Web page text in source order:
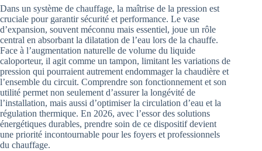
Dans un système de chauffage, la maîtrise de la pression est
cruciale pour garantir sécurité et performance. Le vase
d’expansion, souvent méconnu mais essentiel, joue un rôle
central en absorbant la dilatation de l’eau lors de la chauffe.
Face à l’augmentation naturelle de volume du liquide
caloporteur, il agit comme un tampon, limitant les variations de
pression qui pourraient autrement endommager la chaudière et
l’ensemble du circuit. Comprendre son fonctionnement et son
utilité permet non seulement d’assurer la longévité de
l’installation, mais aussi d’optimiser la circulation d’eau et la
régulation thermique. En 2026, avec l’essor des solutions
énergétiques durables, prendre soin de ce dispositif devient
une priorité incontournable pour les foyers et professionnels
du chauffage.